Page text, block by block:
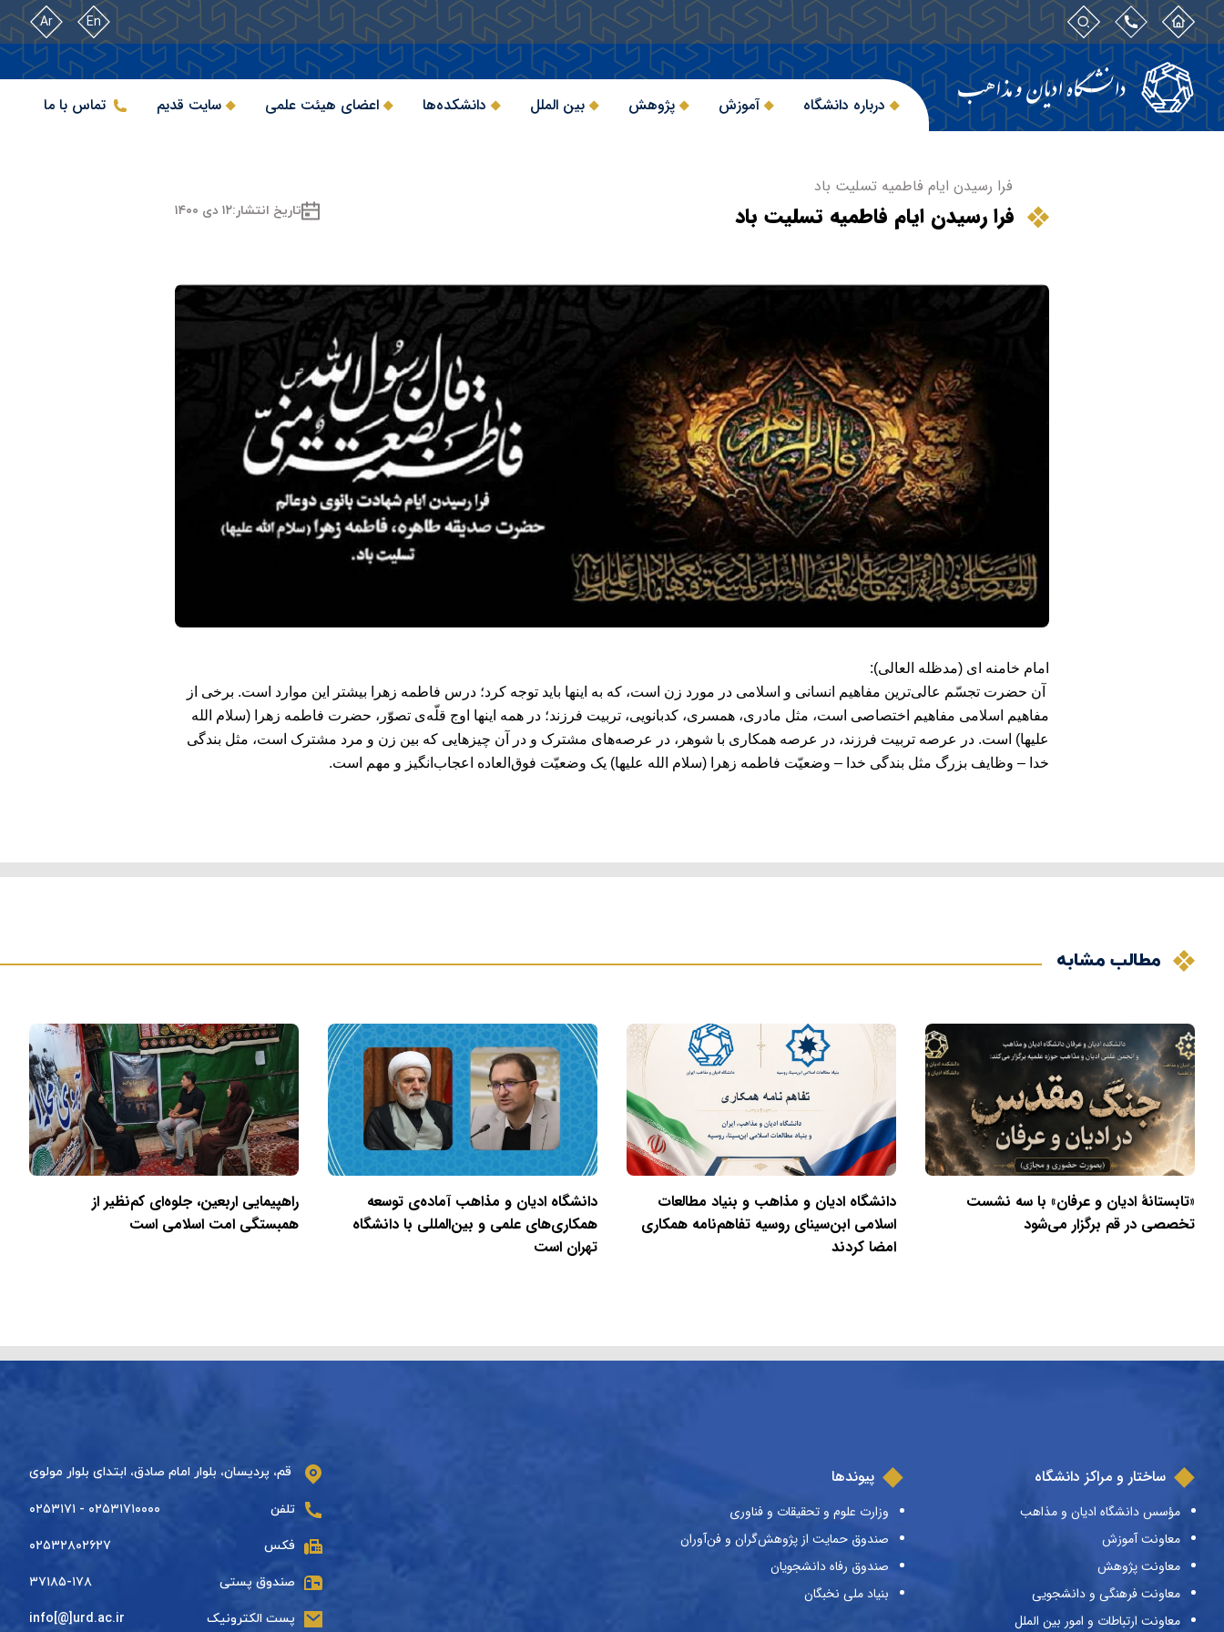
En
Ar
درباره دانشگاه آموزش پژوهش بین الملل دانشکده‌ها اعضای هیئت علمی سایت قدیم تماس با ما
فرا رسیدن ایام فاطمیه تسلیت باد
فرا رسیدن ایام فاطمیه تسلیت باد تاریخ انتشار:۱۲ دی ۱۴۰۰
امام خامنه ای (مدظله العالی):
آن حضرت تجسّم عالی‌ترین مفاهیم انسانی و اسلامی در مورد زن است، که به اینها باید توجه کرد؛ درس فاطمه‌ زهرا بیشتر این موارد است. برخی از
مفاهیم اسلامی مفاهیم اختصاصی است، مثل مادری، همسری، کدبانویی، تربیت فرزند؛ در همه‌ اینها اوج قلّه‌ی تصوّر، حضرت فاطمه‌ زهرا (سلام الله
علیها) است. در عرصه‌ تربیت فرزند، در عرصه‌ همکاری با شوهر، در عرصه‌های مشترک و در آن چیزهایی که بین زن و مرد مشترک است، مثل بندگی
خدا – وظایف بزرگ مثل بندگی خدا – وضعیّت فاطمه‌ زهرا (سلام الله علیها) یک وضعیّت فوق‌العاده اعجاب‌انگیز و مهم است.
مطالب مشابه
«تابستانهٔ ادیان و عرفان» با سه نشست
تخصصی در قم برگزار می‌شود
دانشگاه ادیان و مذاهب و بنیاد مطالعات
اسلامی ابن‌سینای روسیه تفاهم‌نامه همکاری
امضا کردند
دانشگاه ادیان و مذاهب آماده‌ی توسعه
همکاری‌های علمی و بین‌المللی با دانشگاه
تهران است
راهپیمایی اربعین، جلوه‌ای کم‌نظیر از
همبستگی امت اسلامی است
ساختار و مراکز دانشگاه
مؤسس دانشگاه ادیان و مذاهب
معاونت آموزش
معاونت پژوهش
معاونت فرهنگی و دانشجویی
معاونت ارتباطات و امور بین الملل
پیوندها
وزارت علوم و تحقیقات و فناوری
صندوق حمایت از پژوهش‌گران و فن‌آوران
صندوق رفاه دانشجویان
بنیاد ملی نخبگان
قم، پردیسان، بلوار امام صادق، ابتدای بلوار مولوی
تلفن ۰۲۵۳۱۷۱۰۰۰۰ - ۰۲۵۳۱۷۱
فکس ۰۲۵۳۲۸۰۲۶۲۷
صندوق پستی ۳۷۱۸۵-۱۷۸
پست الکترونیک info[@]urd.ac.ir